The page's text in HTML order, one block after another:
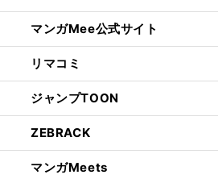
マンガMee公式サイト
リマコミ
ジャンプTOON
ZEBRACK
マンガMeets